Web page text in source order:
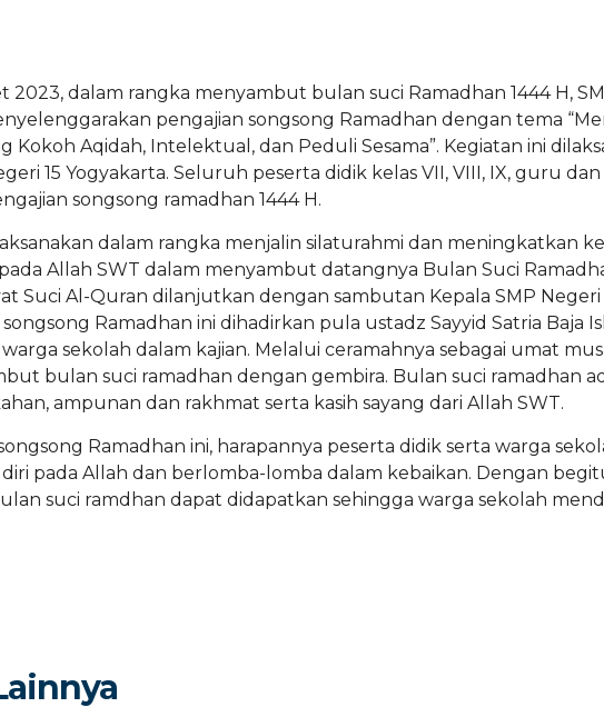
2023, dalam rangka menyambut bulan suci Ramadhan 1444 H,
pengajian songsong Ramadhan dengan tema
Kokoh Aqidah, Intelektual, dan Peduli Sesama”. Kegiatan ini
15 Yogyakarta. Seluruh peserta didik kelas VII, VIII, IX, guru
songsong ramadhan 1444 H.
dalam rangka menjalin silaturahmi dan meningkatkan
Allah SWT dalam menyambut datangnya Bulan Suci
Suci Al-Quran dilanjutkan dengan sambutan Kepala SMP Negeri
Ramadhan ini dihadirkan pula ustadz Sayyid Satria Baja
sekolah dalam kajian. Melalui ceramahnya sebagai umat
bulan suci ramadhan dengan gembira. Bulan suci ramadhan
ampunan dan rakhmat serta kasih sayang dari Allah SWT.
Ramadhan ini, harapannya peserta didik serta warga
pada Allah dan berlomba-lomba dalam kebaikan. Dengan
suci ramdhan dapat didapatkan sehingga warga sekolah